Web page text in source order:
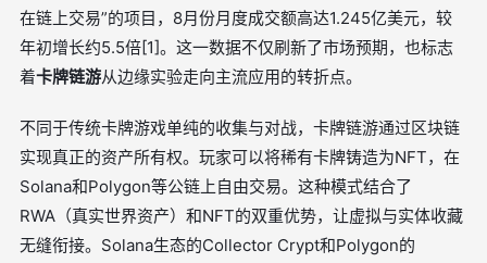
在链上交易”的项目，8月份月度成交额高达1.245亿美元，较
年初增长约5.5倍[1]。这一数据不仅刷新了市场预期，也标志
着卡牌链游从边缘实验走向主流应用的转折点。
不同于传统卡牌游戏单纯的收集与对战，卡牌链游通过区块链
实现真正的资产所有权。玩家可以将稀有卡牌铸造为NFT，在
Solana和Polygon等公链上自由交易。这种模式结合了
RWA（真实世界资产）和NFT的双重优势，让虚拟与实体收藏
无缝衔接。Solana生态的Collector Crypt和Polygon的